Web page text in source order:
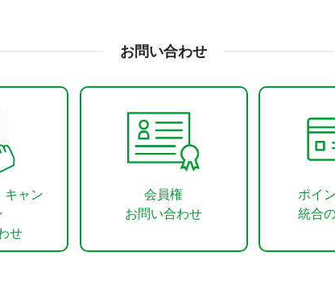
お問い合わせ
キャン
せ
会員権
お問い合わせ
ポイ
統合